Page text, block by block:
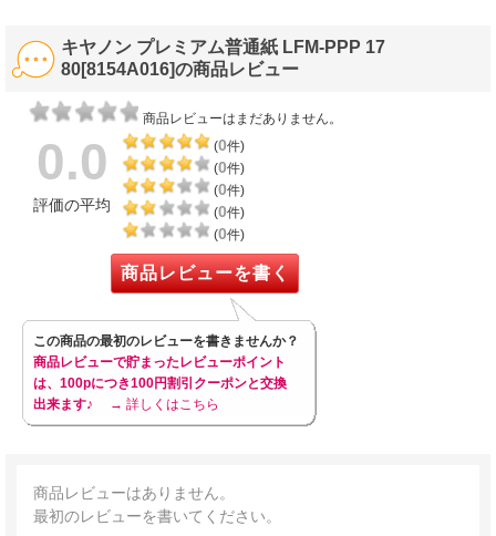
キヤノン プレミアム普通紙 LFM-PPP 17
80[8154A016]の商品レビュー
商品レビューはまだありません。
0.0
評価の平均
(0件)
(0件)
(0件)
(0件)
(0件)
商品レビューを書く
この商品の最初のレビューを書きませんか？
商品レビューで貯まったレビューポイント
は、100pにつき100円割引クーポンと交換
出来ます♪
→ 詳しくはこちら
商品レビューはありません。
最初のレビューを書いてください。